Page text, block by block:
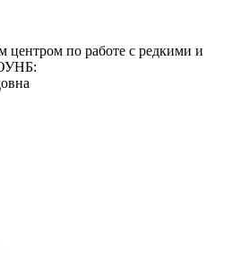
центром по работе с редкими и